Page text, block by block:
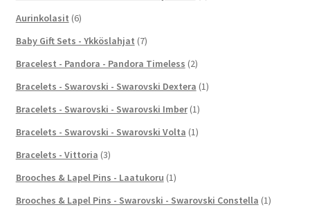
Aurinkolasit (6)
Baby Gift Sets - Ykköslahjat (7)
Bracelest - Pandora - Pandora Timeless (2)
Bracelets - Swarovski - Swarovski Dextera (1)
Bracelets - Swarovski - Swarovski Imber (1)
Bracelets - Swarovski - Swarovski Volta (1)
Bracelets - Vittoria (3)
Brooches & Lapel Pins - Laatukoru (1)
Brooches & Lapel Pins - Swarovski - Swarovski Constella (1)